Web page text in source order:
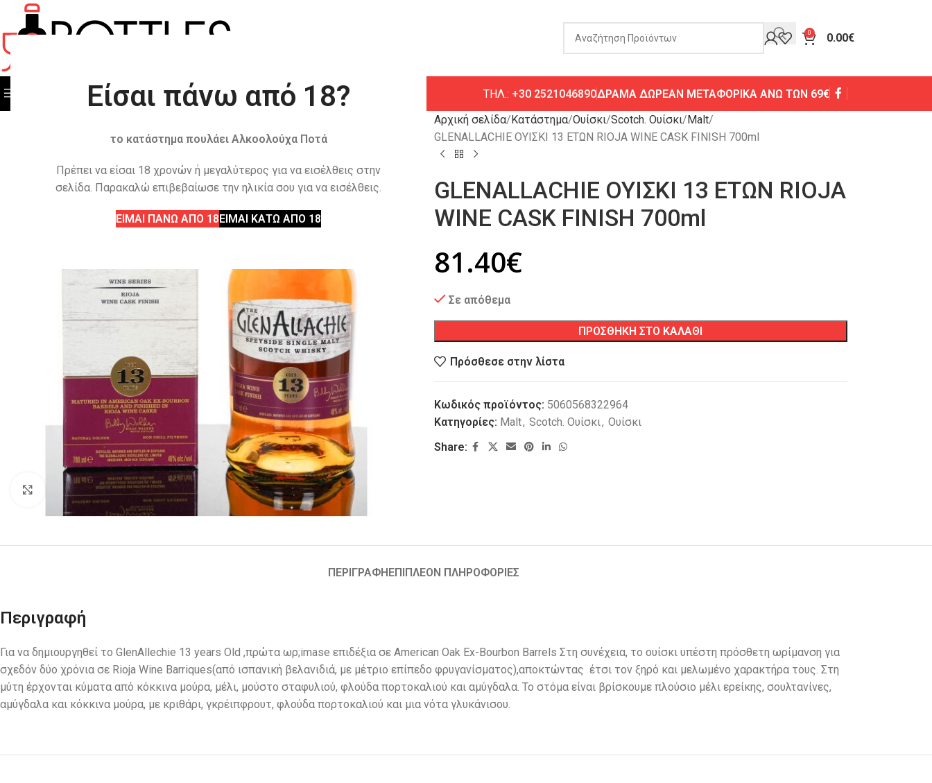
Είσαι πάνω από 18?
το κατάστημα πουλάει Αλκοολούχα Ποτά
Πρέπει να είσαι 18 χρονών ή μεγαλύτερος για να εισέλθεις στην
σελίδα. Παρακαλώ επιβεβαίωσε την ηλικία σου για να εισέλθεις.
ΕΙΜΑΙ ΠΑΝΩ ΑΠΟ 18ΕΙΜΑΙ ΚΑΤΩ ΑΠΟ 18
0 0.00€
ΟΛΕΣ ΟΙ ΚΑΤΗΓΟΡΙΕΣ ΟΛΑ ΤΑ ΠΡΟΙΟΝΤΑ ΤΗΛ.: +30 2521046890ΔΡΑΜΑ ΔΩΡΕΑΝ ΜΕΤΑΦΟΡΙΚΑ ΑΝΩ ΤΩΝ 69€
Click to enlarge
Αρχική σελίδα Κατάστημα Ουίσκι Scotch. Ουίσκι Malt
GLENALLACHIE ΟΥΙΣΚΙ 13 ΕΤΩΝ RIOJA WINE CASK FINISH 700ml
GLENALLACHIE ΟΥΙΣΚΙ 13 ΕΤΩΝ RIOJA
WINE CASK FINISH 700ml
81.40€
Σε απόθεμα
ΠΡΟΣΘΗΚΗ ΣΤΟ ΚΑΛΑΘΙ
Πρόσθεσε στην λίστα
Κωδικός προϊόντος: 5060568322964
Κατηγορίες: Malt, Scotch. Ουίσκι, Ουίσκι
Share:
ΠΕΡΙΓΡΑΦΗΕΠΙΠΛΕΟΝ ΠΛΗΡΟΦΟΡΙΕΣ
Περιγραφή
Για να δημιουργηθεί το GlenAllechie 13 years Old ,πρώτα ωρ;imase επιδέξια σε American Oak Ex-Bourbon Barrels Στη συνέχεια, το ουίσκι υπέστη πρόσθετη ωρίμανση για
σχεδόν δύο χρόνια σε Rioja Wine Barriques(από ισπανική βελανιδιά, με μέτριο επίπεδο φρυγανίσματος),αποκτώντας έτσι τον ξηρό και μελωμένο χαρακτήρα τους. Στη
μύτη έρχονται κύματα από κόκκινα μούρα, μέλι, μούστο σταφυλιού, φλούδα πορτοκαλιού και αμύγδαλα. Το στόμα είναι βρίσκουμε πλούσιο μέλι ερείκης, σουλτανίνες,
αμύγδαλα και κόκκινα μούρα, με κριθάρι, γκρέιπφρουτ, φλούδα πορτοκαλιού και μια νότα γλυκάνισου.